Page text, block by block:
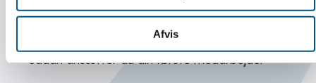
Afvis
Guide:
Sådan ansætter du din første medarbejder